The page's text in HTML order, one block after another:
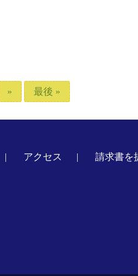
» 最後 »
アクセス 請求書を